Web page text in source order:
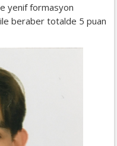
yenif formasyon
beraber totalde 5 puan